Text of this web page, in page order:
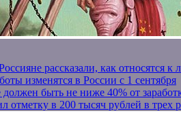
рассказали, как относятся
изменятся в России с 1 сентября
быть не ниже 40% от
отметку в 200 тысяч рублей в трех